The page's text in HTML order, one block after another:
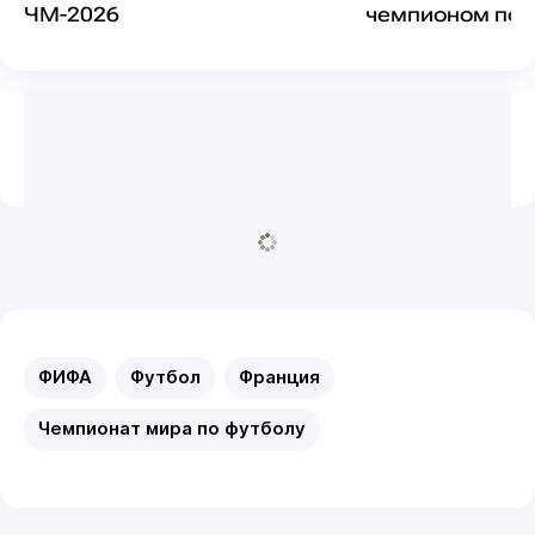
ЧМ-2026
чемпионом
ФИФА Футбол Франция
Чемпионат мира по футболу